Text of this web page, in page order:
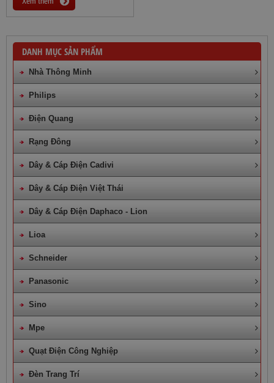
DANH MỤC SẢN PHẨM
Nhà Thông Minh
Philips
Điện Quang
Rạng Đông
Dây & Cáp Điện Cadivi
Dây & Cáp Điện Việt Thái
Dây & Cáp Điện Daphaco - Lion
Lioa
Schneider
Panasonic
Sino
Mpe
Quạt Điện Công Nghiệp
Đèn Trang Trí